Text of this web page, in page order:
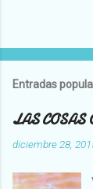
l
c
a
r
n
c
Entradas
LAS COSAS
diciembre 28,